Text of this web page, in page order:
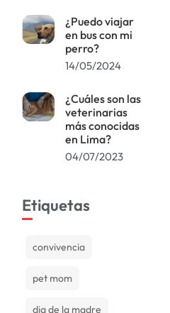
¿Puedo viajar
en bus con mi
perro?
14/05/2024
¿Cuáles son las
veterinarias
más conocidas
en Lima?
04/07/2023
Etiquetas
convivencia
pet mom
dia de la madre